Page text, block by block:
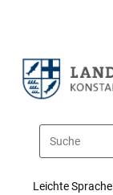
Leichte Sprache